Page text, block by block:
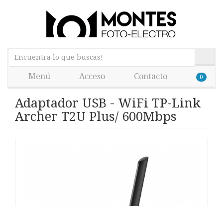
Menú Acceso Contacto 0
Adaptador USB - WiFi TP-Link
Archer T2U Plus/ 600Mbps